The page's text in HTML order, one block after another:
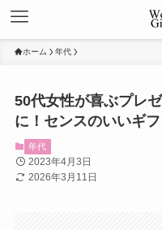
ホーム 年代
50代女性が喜ぶプレ
に！センスのいいギ
年代
2023年4月3日
2026年3月11日